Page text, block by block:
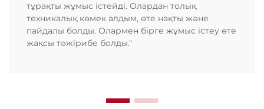
тұрақты жұмыс істейді. Олардан толық
техникалық көмек алдым, өте нақты және
пайдалы болды. Олармен бірге жұмыс істеу өте
жақсы тәжірибе болды."